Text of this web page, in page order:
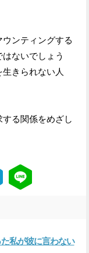
ンティングする
ないでしょう
きられない人
る関係をめざし
私が彼に言わない